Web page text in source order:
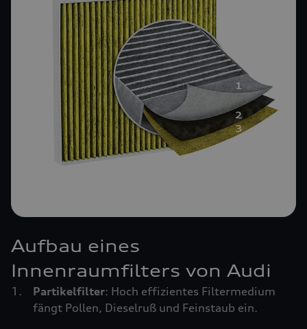
Aufbau eines
Innenraumfilters von Audi
Partikelfilter: Hoch effizientes Filtermedium
fängt Pollen, Dieselruß und Feinstaub ein.